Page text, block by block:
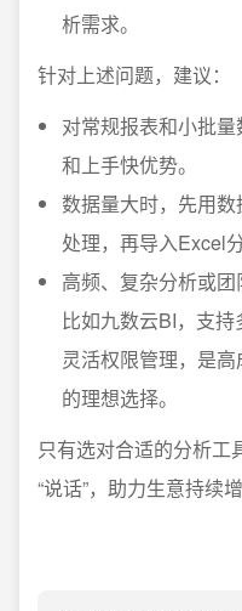
析需求。
针对上述问题，建议：
对常规报表和小批
和上手快优势。
数据量大时，先用
处理，再导入Excel分
高频、复杂分析或团
比如九数云BI，支
灵活权限管理，是
的理想选择。
只有选对合适的分析工
“说话”，助力生意持续增